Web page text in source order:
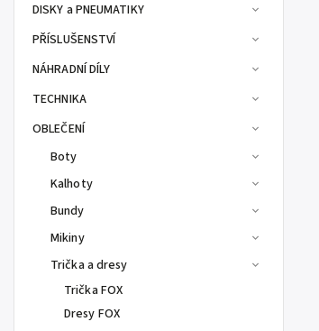
DISKY a PNEUMATIKY
PŘÍSLUŠENSTVÍ
NÁHRADNÍ DÍLY
TECHNIKA
OBLEČENÍ
Boty
Kalhoty
Bundy
Mikiny
Trička a dresy
Trička FOX
Dresy FOX